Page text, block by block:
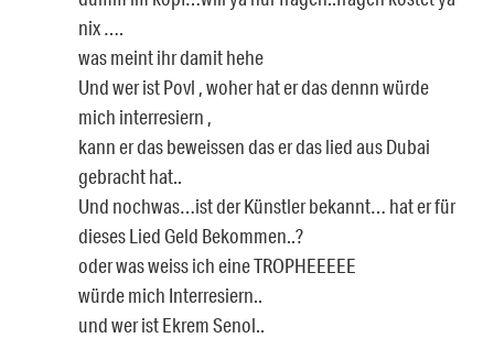
nix ….
was meint ihr damit hehe
Und wer ist Povl , woher hat er das dennn würde
mich interresiern ,
kann er das beweissen das er das lied aus Dubai
gebracht hat..
Und nochwas…ist der Künstler bekannt… hat er für
dieses Lied Geld Bekommen..?
oder was weiss ich eine TROPHEEEEE
würde mich Interresiern..
und wer ist Ekrem Senol..